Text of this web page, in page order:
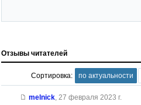
Отзывы читателей
Сортировка: по актуальности
melnick, 27 февраля 2023 г.